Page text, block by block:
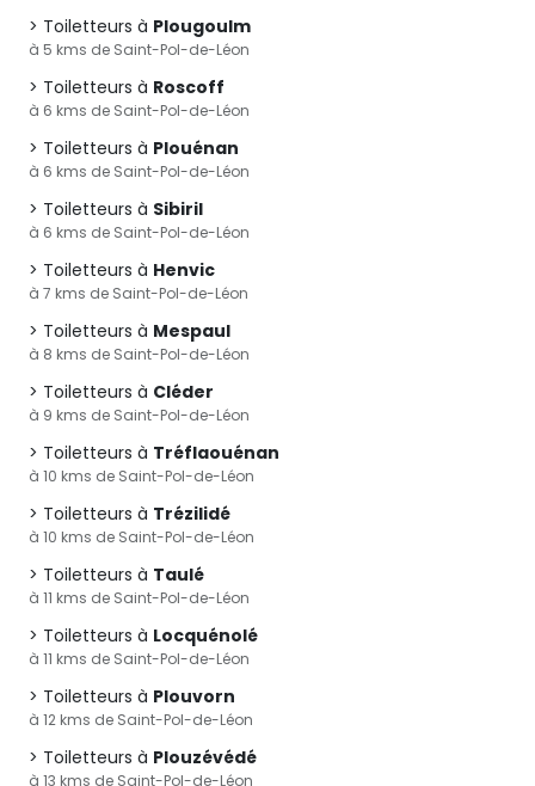
Toiletteurs à Plougoulm
à 5 kms de Saint-Pol-de-Léon
Toiletteurs à Roscoff
à 6 kms de Saint-Pol-de-Léon
Toiletteurs à Plouénan
à 6 kms de Saint-Pol-de-Léon
Toiletteurs à Sibiril
à 6 kms de Saint-Pol-de-Léon
Toiletteurs à Henvic
à 7 kms de Saint-Pol-de-Léon
Toiletteurs à Mespaul
à 8 kms de Saint-Pol-de-Léon
Toiletteurs à Cléder
à 9 kms de Saint-Pol-de-Léon
Toiletteurs à Tréflaouénan
à 10 kms de Saint-Pol-de-Léon
Toiletteurs à Trézilidé
à 10 kms de Saint-Pol-de-Léon
Toiletteurs à Taulé
à 11 kms de Saint-Pol-de-Léon
Toiletteurs à Locquénolé
à 11 kms de Saint-Pol-de-Léon
Toiletteurs à Plouvorn
à 12 kms de Saint-Pol-de-Léon
Toiletteurs à Plouzévédé
à 13 kms de Saint-Pol-de-Léon